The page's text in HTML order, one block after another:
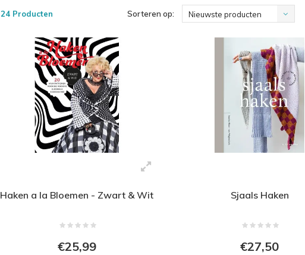
24 Producten Sorteren op: Nieuwste producten
Haken a la Bloemen - Zwart & Wit
€25,99
Sjaals Haken
€27,50